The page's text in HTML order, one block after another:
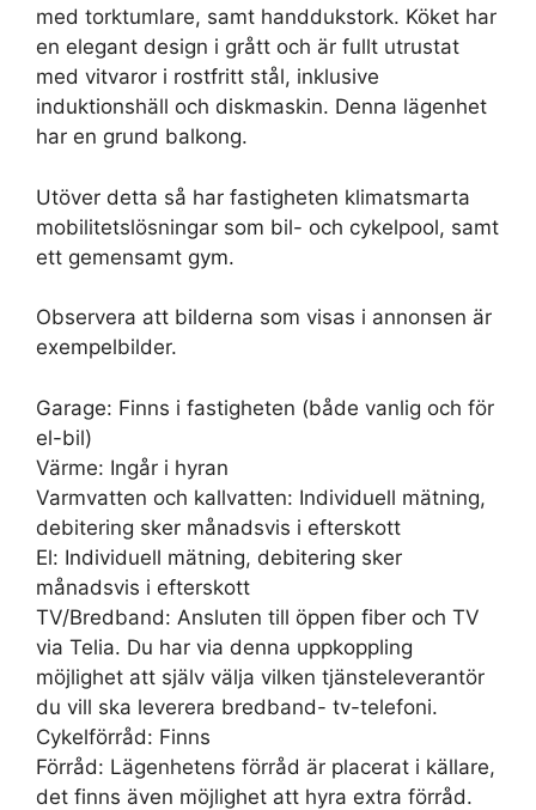
med torktumlare, samt handdukstork. Köket har
en elegant design i grått och är fullt utrustat
med vitvaror i rostfritt stål, inklusive
induktionshäll och diskmaskin. Denna lägenhet
har en grund balkong.
Utöver detta så har fastigheten klimatsmarta
mobilitetslösningar som bil- och cykelpool, samt
ett gemensamt gym.
Observera att bilderna som visas i annonsen är
exempelbilder.
Garage: Finns i fastigheten (både vanlig och för
el-bil)
Värme: Ingår i hyran
Varmvatten och kallvatten: Individuell mätning,
debitering sker månadsvis i efterskott
El: Individuell mätning, debitering sker
månadsvis i efterskott
TV/Bredband: Ansluten till öppen fiber och TV
via Telia. Du har via denna uppkoppling
möjlighet att själv välja vilken tjänsteleverantör
du vill ska leverera bredband- tv-telefoni.
Cykelförråd: Finns
Förråd: Lägenhetens förråd är placerat i källare,
det finns även möjlighet att hyra extra förråd.